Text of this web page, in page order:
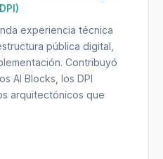
experiencia técnica
pública digital,
Contribuyó
AI Blocks, los DPI
arquitectónicos que